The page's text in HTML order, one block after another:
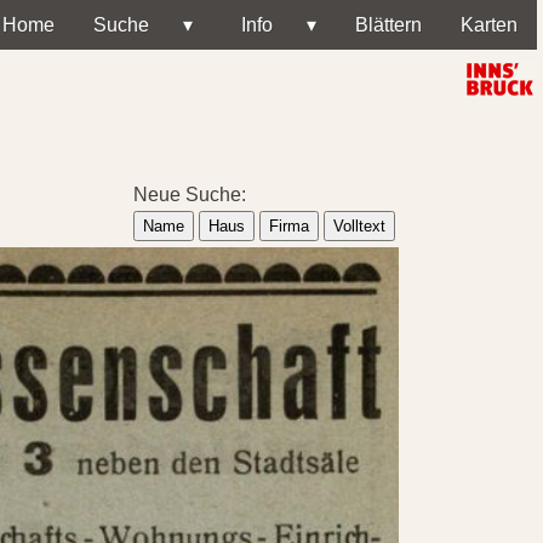
Home Suche ▾ Info ▾ Blättern Karten
Neue Suche:
Name Haus Firma Volltext